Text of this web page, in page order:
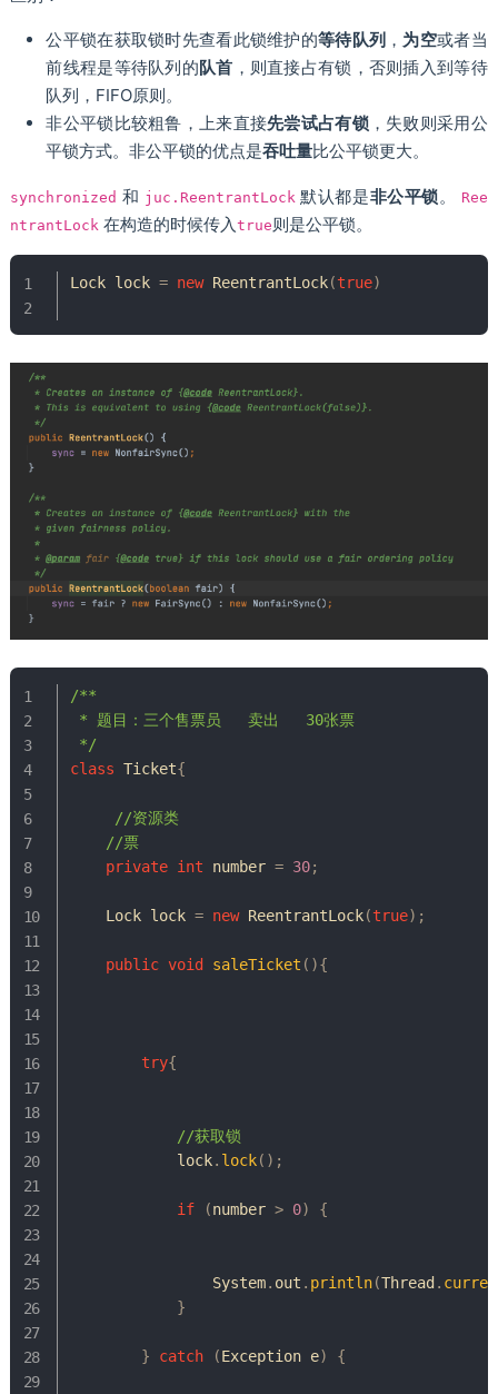
公平锁在获取锁时先查看此锁维护的等待队列 ， 为空或者当
前线程是等待队列的队⾸ ，则直接占有锁，否则插⼊到等待
队列，FIFO原则。
⾮公平锁⽐较粗鲁，上来直接先尝试占有锁，失败则采⽤公
平锁⽅式。⾮公平锁的优点是吞吐量⽐公平锁更⼤。
synchronized 和 juc.ReentrantLock默认都是⾮公平锁。
Ree
ntrantLock 在构造的时候传⼊true则是公平锁。
Lock lock = new ReentrantLock(true)
/**
* 题目：三个售票员   卖出   30张票
*/
class Ticket{
//资源类
//票
private int number = 30;
Lock lock = new ReentrantLock(true) ;
public void saleTicket ( ){
try{
//获取锁
            lock
. lock( ) ;
if (number > 0) {
System. out . println(Thread .
}
} catch (Exception e) {